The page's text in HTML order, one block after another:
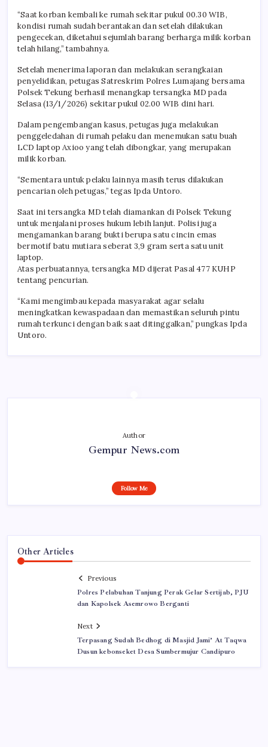
“Saat korban kembali ke rumah sekitar pukul 00.30 WIB,
kondisi rumah sudah berantakan dan setelah dilakukan
pengecekan, diketahui sejumlah barang berharga milik korban
telah hilang,” tambahnya.
Setelah menerima laporan dan melakukan serangkaian
penyelidikan, petugas Satreskrim Polres Lumajang bersama
Polsek Tekung berhasil menangkap tersangka MD pada
Selasa (13/1/2026) sekitar pukul 02.00 WIB dini hari.
Dalam pengembangan kasus, petugas juga melakukan
penggeledahan di rumah pelaku dan menemukan satu buah
LCD laptop Axioo yang telah dibongkar, yang merupakan
milik korban.
“Sementara untuk pelaku lainnya masih terus dilakukan
pencarian oleh petugas,” tegas Ipda Untoro.
Saat ini tersangka MD telah diamankan di Polsek Tekung
untuk menjalani proses hukum lebih lanjut. Polisi juga
mengamankan barang bukti berupa satu cincin emas
bermotif batu mutiara seberat 3,9 gram serta satu unit
laptop.
Atas perbuatannya, tersangka MD dijerat Pasal 477 KUHP
tentang pencurian.
“Kami mengimbau kepada masyarakat agar selalu
meningkatkan kewaspadaan dan memastikan seluruh pintu
rumah terkunci dengan baik saat ditinggalkan,” pungkas Ipda
Untoro.
Author
Gempur News.com
Follow Me
Other Articles
Previous
Polres Pelabuhan Tanjung Perak Gelar Sertijab, PJU
dan Kapolsek Asemrowo Berganti
Next
Terpasang Sudah Bedhog di Masjid Jami’ At Taqwa
Dusun kebonseket Desa Sumbermujur Candipuro